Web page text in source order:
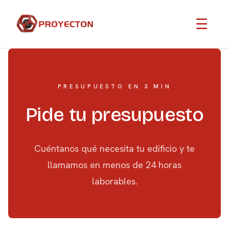
☰
PRESUPUESTO EN 3 MIN
Pide tu presupuesto
Cuéntanos qué necesita tu edificio y te
llamamos en menos de 24 horas
laborables.